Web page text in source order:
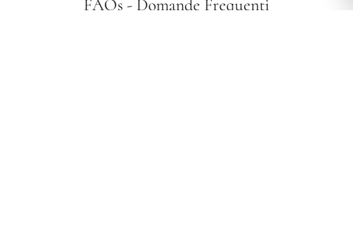
FAQs - Domande Frequenti